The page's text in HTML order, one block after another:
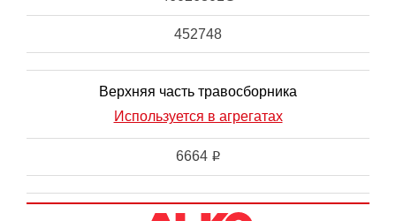
452748
Верхняя часть травосборника
Используется в агрегатах
6664 i